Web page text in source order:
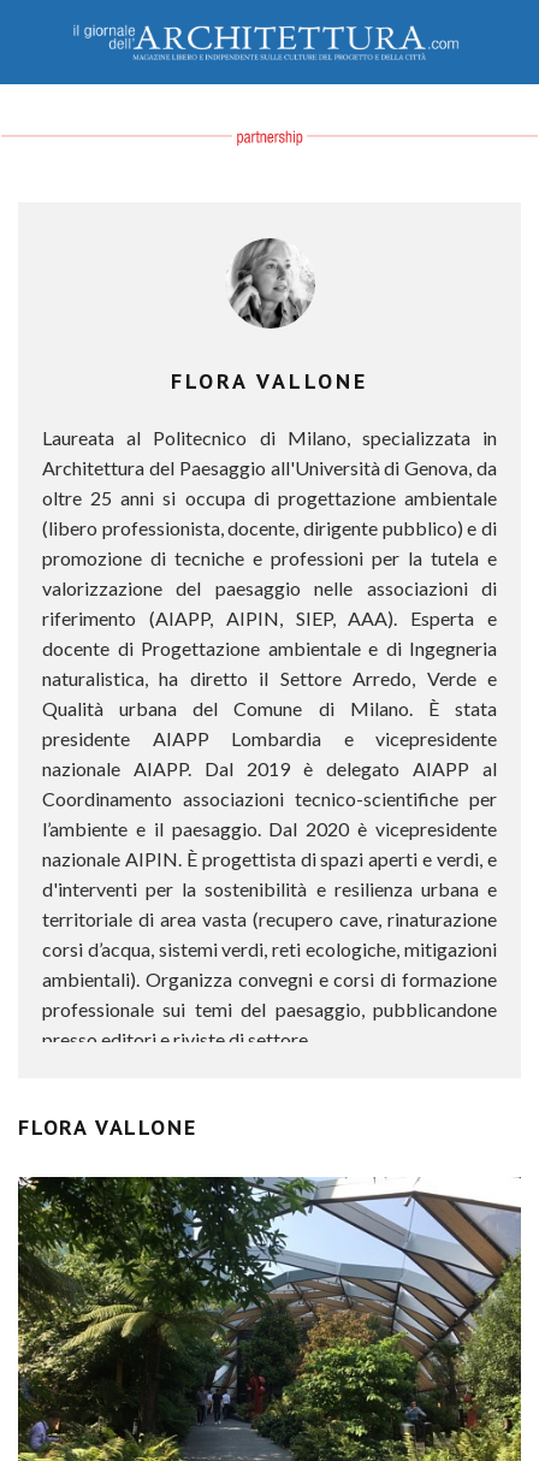
FLORA VALLONE
Laureata al Politecnico di Milano, specializzata in
Architettura del Paesaggio all'Università di Genova, da
oltre 25 anni si occupa di progettazione ambientale
(libero professionista, docente, dirigente pubblico) e di
promozione di tecniche e professioni per la tutela e
valorizzazione del paesaggio nelle associazioni di
riferimento (AIAPP, AIPIN, SIEP, AAA). Esperta e
docente di Progettazione ambientale e di Ingegneria
naturalistica, ha diretto il Settore Arredo, Verde e
Qualità urbana del Comune di Milano. È stata
presidente AIAPP Lombardia e vicepresidente
nazionale AIAPP. Dal 2019 è delegato AIAPP al
Coordinamento associazioni tecnico-scientifiche per
l’ambiente e il paesaggio. Dal 2020 è vicepresidente
nazionale AIPIN. È progettista di spazi aperti e verdi, e
d'interventi per la sostenibilità e resilienza urbana e
territoriale di area vasta (recupero cave, rinaturazione
corsi d’acqua, sistemi verdi, reti ecologiche, mitigazioni
ambientali). Organizza convegni e corsi di formazione
professionale sui temi del paesaggio, pubblicandone
presso editori e riviste di settore
FLORA VALLONE